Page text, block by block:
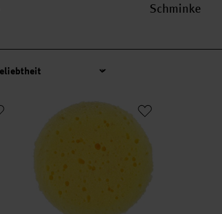
Schminke
Mal- und Bastelschwämme 2er Set